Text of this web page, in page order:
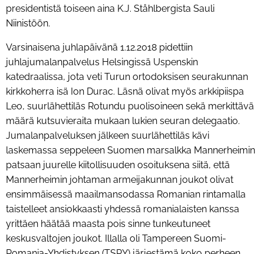
presidentistä toiseen aina K.J. Ståhlbergista Sauli
Niinistöön.
Varsinaisena juhlapäivänä 1.12.2018 pidettiin
juhlajumalanpalvelus Helsingissä Uspenskin
katedraalissa, jota veti Turun ortodoksisen seurakunnan
kirkkoherra isä Ion Durac. Läsnä olivat myös arkkipiispa
Leo, suurlähettiläs Rotundu puolisoineen sekä merkittävä
määrä kutsuvieraita mukaan lukien seuran delegaatio.
Jumalanpalveluksen jälkeen suurlähettiläs kävi
laskemassa seppeleen Suomen marsalkka Mannerheimin
patsaan juurelle kiitollisuuden osoituksena siitä, että
Mannerheimin johtaman armeijakunnan joukot olivat
ensimmäisessä maailmansodassa Romanian rintamalla
taistelleet ansiokkaasti yhdessä romanialaisten kanssa
yrittäen häätää maasta pois sinne tunkeutuneet
keskusvaltojen joukot. Illalla oli Tampereen Suomi-